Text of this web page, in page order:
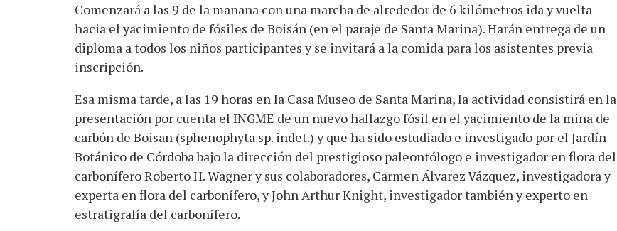
Comenzará a las 9 de la mañana con una marcha de alrededor de 6 kilómetros ida y vuelta
hacia el yacimiento de fósiles de Boisán (en el paraje de Santa Marina). Harán entrega de un
diploma a todos los niños participantes y se invitará a la comida para los asistentes previa
inscripción.
Esa misma tarde, a las 19 horas en la Casa Museo de Santa Marina, la actividad consistirá en la
presentación por cuenta el INGME de un nuevo hallazgo fósil en el yacimiento de la mina de
carbón de Boisan (sphenophyta sp. indet.) y que ha sido estudiado e investigado por el Jardín
Botánico de Córdoba bajo la dirección del prestigioso paleontólogo e investigador en flora del
carbonífero Roberto H. Wagner y sus colaboradores, Carmen Álvarez Vázquez, investigadora y
experta en flora del carbonífero, y John Arthur Knight, investigador también y experto en
estratigrafía del carbonífero.